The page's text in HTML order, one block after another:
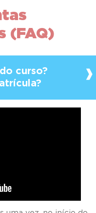
curso?
com nossa unidade